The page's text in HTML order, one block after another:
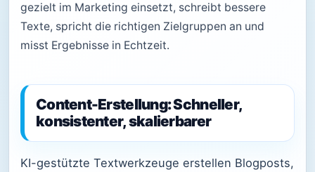
gezielt im Marketing einsetzt, schreibt bessere
Texte, spricht die richtigen Zielgruppen an und
misst Ergebnisse in Echtzeit.
Content-Erstellung: Schneller,
konsistenter, skalierbarer
KI-gestützte Textwerkzeuge erstellen Blogposts,